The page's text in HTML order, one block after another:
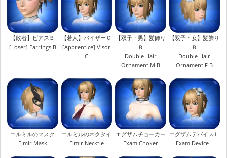
【敗者】ピアスＢ
[Loser] Earrings B
【若人】バイザーＣ
[Apprentice] Visor
C
【双子・男】髪飾り
Ｂ
Double Hair
Ornament M B
【双子・女】髪飾り
Ｂ
Double Hair
Ornament F B
エルミルのマスク
Elmir Mask
エルミルのネクタイ
Elmir Necktie
エグザムチョーカー
Exam Choker
エグザムデバイスＬ
Exam Device L